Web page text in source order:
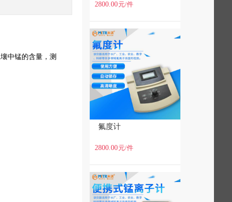
中锰的含量，测
2800.00元/件
氟度计
2800.00元/件